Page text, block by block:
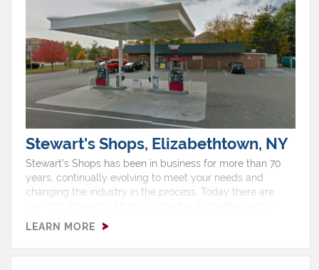
12:00 AMShop Features: Ice Cream, ATM, EBT, Free Air,
Gas, Non Ethanol, Pizza, Restroom
Stewart's Shops, Elizabethtown, NY
Stewart’s Shops has been in business for more than 70
years, continually evolving to meet your needs and
changing the industry in the process. Today there are
upstate New York and southern Vermont, with two thirds
AMTuesday 5:00 AM - 12:00 AMWednesday 5:00 AM -
LEARN MORE